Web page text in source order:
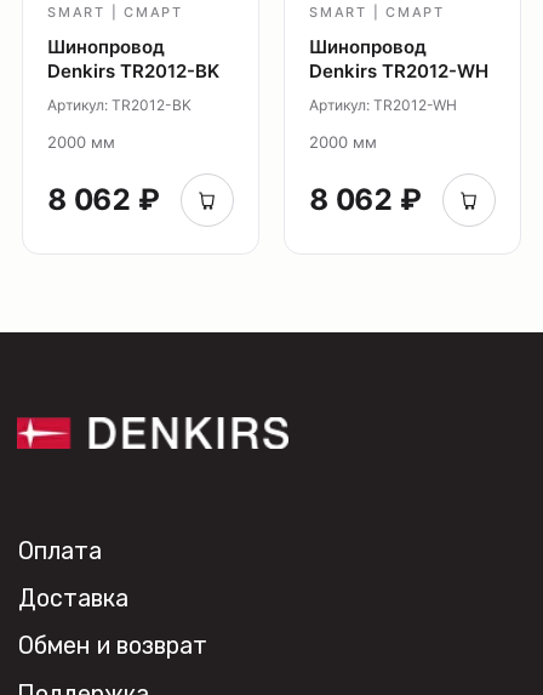
SMART | СМАРТ
Шинопровод
Denkirs TR2012-BK
Артикул: TR2012-BK
2000 мм
8 062 ₽
SMART | СМАРТ
Шинопровод
Denkirs TR2012-WH
Артикул: TR2012-WH
2000 мм
8 062 ₽
Новости
Где
Профиль Slott
Социальные сети
Дизайнерам
Торговым компаниям
Профиль Smart ONE
Светильники Inviz